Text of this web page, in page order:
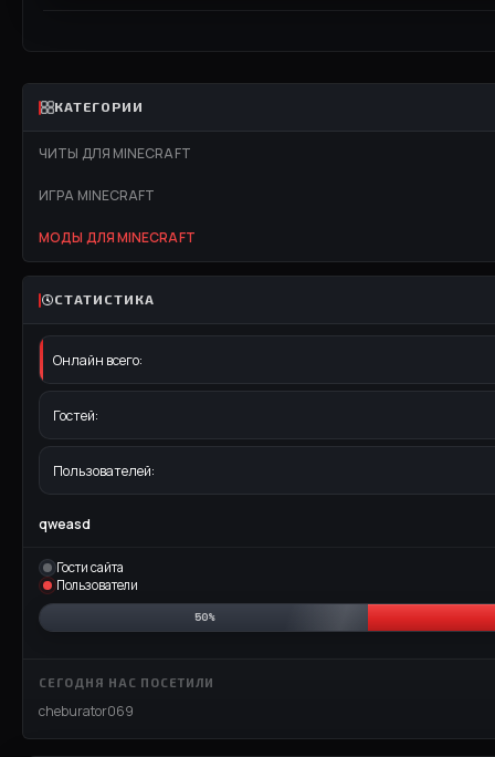
КАТЕГОРИИ
ЧИТЫ ДЛЯ MINECRAFT
ИГРА MINECRAFT
МОДЫ ДЛЯ MINECRAFT
СТАТИСТИКА
Онлайн всего:
Гостей:
Пользователей:
qweasd
Гости сайта
Пользователи
50%
СЕГОДНЯ НАС ПОСЕТИЛИ
cheburator069